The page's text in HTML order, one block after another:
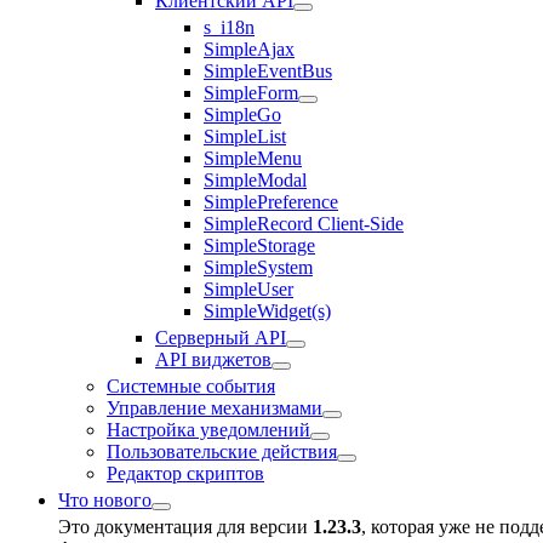
s_i18n
SimpleAjax
SimpleEventBus
SimpleForm
SimpleGo
SimpleList
SimpleMenu
SimpleModal
SimplePreference
SimpleRecord Client-Side
SimpleStorage
SimpleSystem
SimpleUser
SimpleWidget(s)
Серверный API
API виджетов
Системные события
Управление механизмами
Настройка уведомлений
Пользовательские действия
Редактор скриптов
Что нового
Это документация для версии 1.23.3, которая уже не